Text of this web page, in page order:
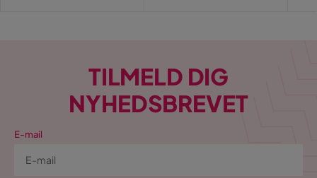
TILMELD DIG
NYHEDSBREVET
E-mail